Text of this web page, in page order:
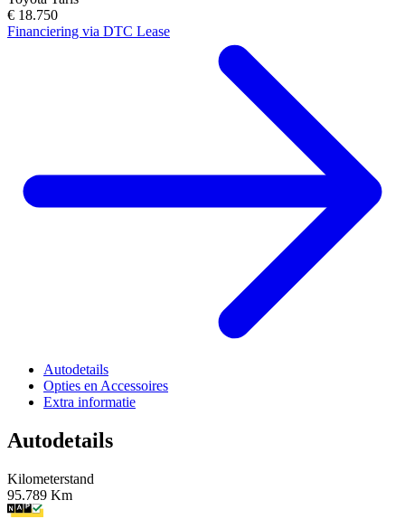
€ 18.750
Financiering via DTC Lease
Autodetails
Opties en Accessoires
Extra informatie
Autodetails
Kilometerstand
95.789 Km